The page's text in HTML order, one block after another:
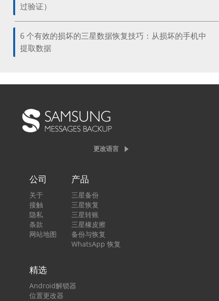
过验证）
6 个有效的损坏的三星数据恢复技巧：从损坏的手机中
提取数据
更改语言
公司
关于
接触
隐私
条款
网站地图
产品
三星备份
三星恢复
三星转账
三星橡皮擦
备份与恢复
WhatsApp 恢复
精选
Android解锁器
位置更改器